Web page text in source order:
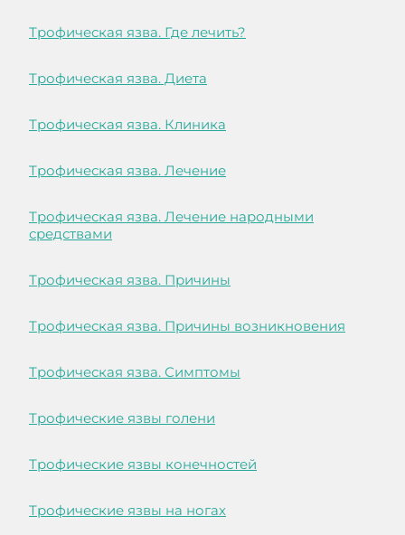
Трофическая язва. Где лечить?
Трофическая язва. Диета
Трофическая язва. Клиника
Трофическая язва. Лечение
Трофическая язва. Лечение народными
средствами
Трофическая язва. Причины
Трофическая язва. Причины возникновения
Трофическая язва. Симптомы
Трофические язвы голени
Трофические язвы конечностей
Трофические язвы на ногах